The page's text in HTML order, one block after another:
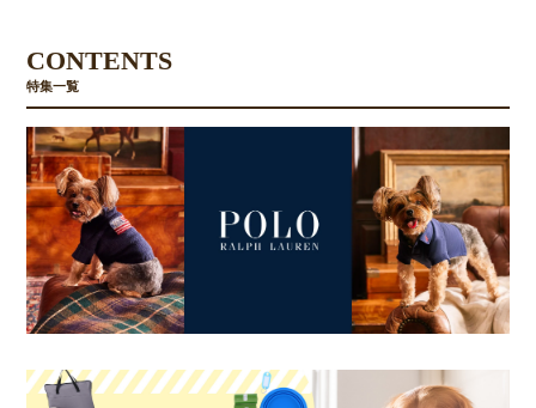
CONTENTS
特集一覧